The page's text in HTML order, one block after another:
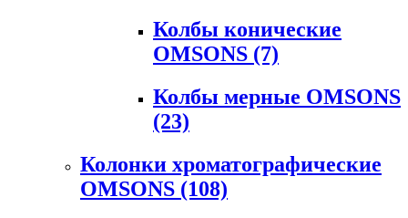
Колбы конические
OMSONS (7)
Колбы мерные OMSONS
(23)
Колонки хроматографические
OMSONS (108)